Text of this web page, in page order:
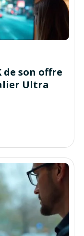
de son offre
Ultra